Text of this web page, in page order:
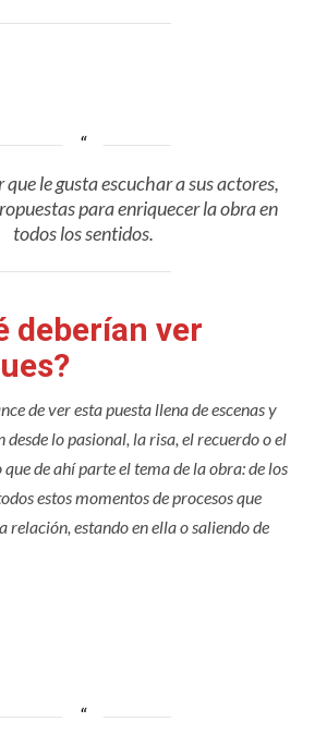
le gusta escuchar a sus actores,
para enriquecer la obra en
todos los sentidos.
deberían ver
de ver esta puesta llena de escenas y
desde lo pasional, la risa, el recuerdo o el
de ahí parte el tema de la obra: de los
estos momentos de procesos que
relación, estando en ella o saliendo de